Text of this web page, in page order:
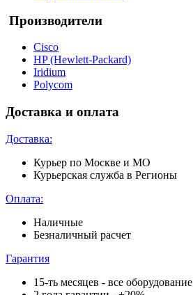
Производители
Cisco
HP (Hewlett-Packard)
Iridium
Polycom
Доставка и оплата
Доставка:
Курьер по Москве и МО
Курьерская служба в Регионы
Оплата:
Наличные
Безналичный расчет
Гарантия
15-ть месяцев - все оборудование